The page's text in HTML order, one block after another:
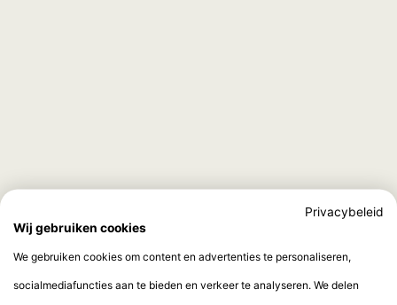
Privacybeleid
Wij gebruiken cookies
We gebruiken cookies om content en advertenties te personaliseren,
socialmediafuncties aan te bieden en verkeer te analyseren. We delen